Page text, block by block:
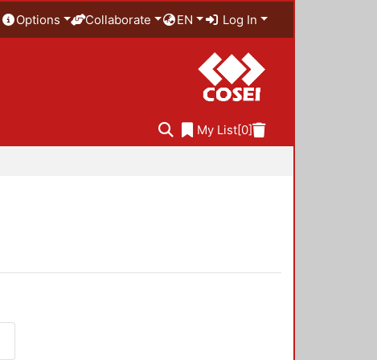
Options Collaborate EN Log In
My List[0]